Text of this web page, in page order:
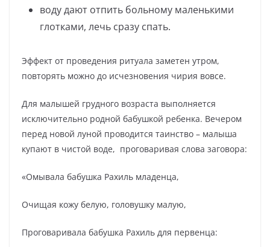
воду дают отпить больному маленькими
глотками, лечь сразу спать.
Эффект от проведения ритуала заметен утром,
повторять можно до исчезновения чирия вовсе.
Для малышей грудного возраста выполняется
исключительно родной бабушкой ребенка. Вечером
перед новой луной проводится таинство – малыша
купают в чистой воде, проговаривая слова заговора:
«Омывала бабушка Рахиль младенца,
Очищая кожу белую, головушку малую,
Проговаривала бабушка Рахиль для первенца: